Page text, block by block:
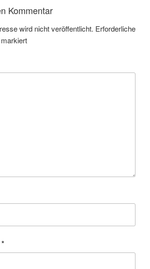
Kommentar
wird nicht veröffentlicht. Erforderliche
markiert
*